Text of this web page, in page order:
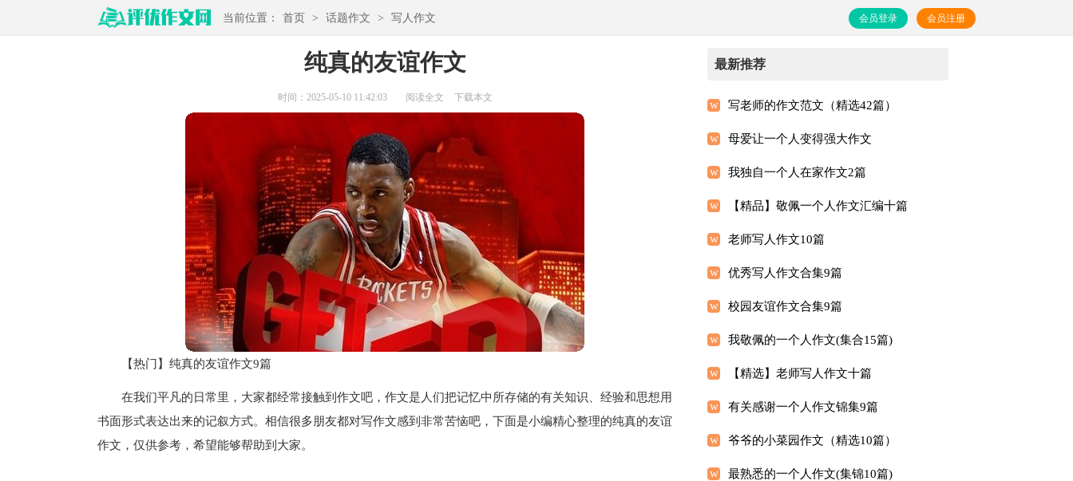
当前位置： 首页 > 话题作文 > 写人作文 会员登录 会员注册
纯真的友谊作文
时间：2025-05-10 11:42:03 阅读全文 下载本文
【热门】纯真的友谊作文9篇
在我们平凡的日常里，大家都经常接触到作文吧，作文是人们把记忆中所存储的有关知识、经验和思想用
书面形式表达出来的记叙方式。相信很多朋友都对写作文感到非常苦恼吧，下面是小编精心整理的纯真的友谊
作文，仅供参考，希望能够帮助到大家。
最新推荐
写老师的作文范文（精选42篇）
母爱让一个人变得强大作文
我独自一个人在家作文2篇
【精品】敬佩一个人作文汇编十篇
老师写人作文10篇
优秀写人作文合集9篇
校园友谊作文合集9篇
我敬佩的一个人作文(集合15篇)
【精选】老师写人作文十篇
有关感谢一个人作文锦集9篇
爷爷的小菜园作文（精选10篇）
最熟悉的一个人作文(集锦10篇)